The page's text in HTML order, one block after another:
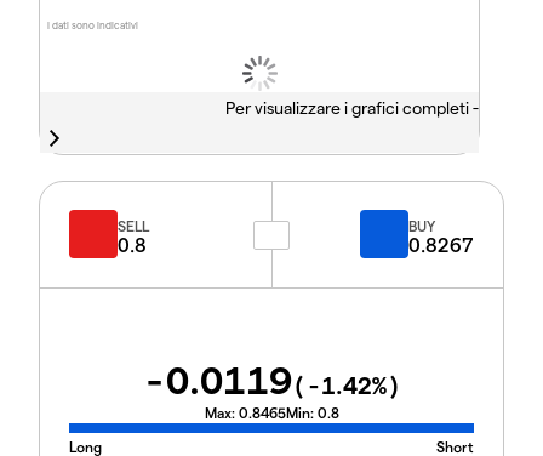
I dati sono indicativi
Per visualizzare i grafici completi -
SELL
0.8
BUY
0.8267
-0.0119( -1.42%)
Max: 0.8465Min: 0.8
Long
Short